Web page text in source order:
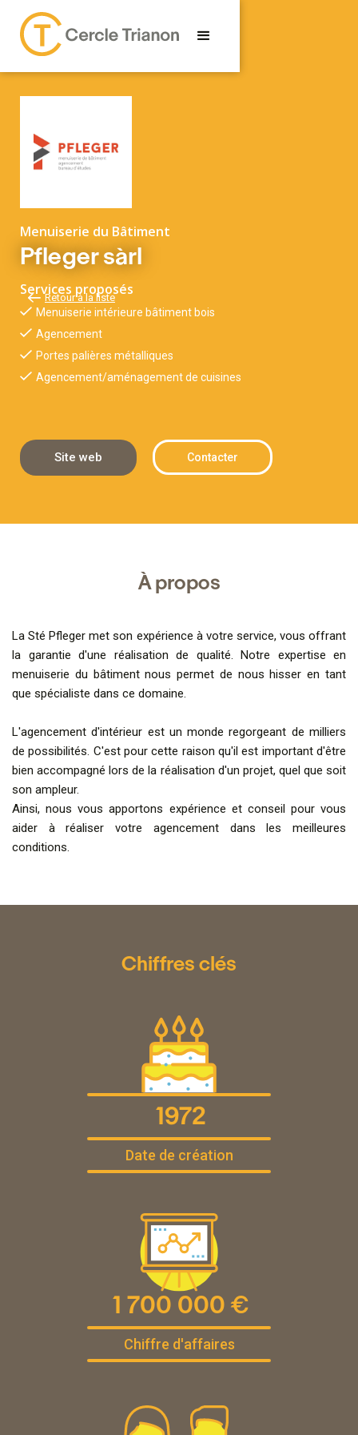
Retour à la liste
Menuiserie du Bâtiment
Pfleger sàrl
Services proposés
Menuiserie intérieure bâtiment bois
Agencement
Portes palières métalliques
Agencement/aménagement de cuisines
Site web Contacter
À propos
La Sté Pfleger met son expérience à votre service, vous offrant
la garantie d'une réalisation de qualité. Notre expertise en
menuiserie du bâtiment nous permet de nous hisser en tant
que spécialiste dans ce domaine.
L'agencement d'intérieur est un monde regorgeant de milliers
de possibilités. C'est pour cette raison qu'il est important d'être
bien accompagné lors de la réalisation d'un projet, quel que soit
son ampleur.
Ainsi, nous vous apportons expérience et conseil pour vous
aider à réaliser votre agencement dans les meilleures
conditions.
Chiffres clés
1972
Date de création
1 700 000 €
Chiffre d'affaires